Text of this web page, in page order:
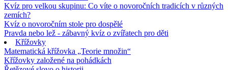
Kvíz pro velkou skupinu: Co víte o novoročních tradicích v různých
zemích?
Kvíz o novoročním stole pro dospělé
Pravda nebo lež - zábavný kvíz o zvířatech pro děti
Křížovky
Matematická křížovka „Teorie množin“
Křížovky založené na pohádkách